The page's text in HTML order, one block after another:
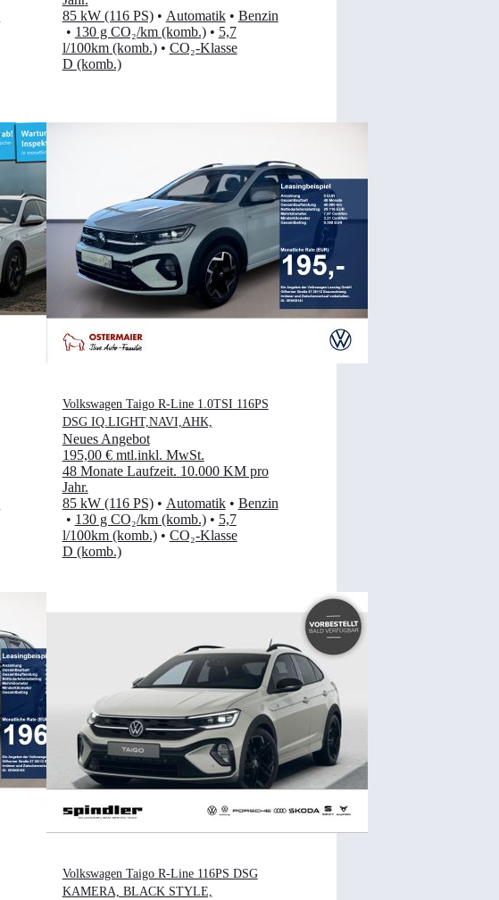
85 kW (116 PS) • Automatik • Benzin
• 130 g CO₂/km (komb.) • 5,7
l/100km (komb.) • CO₂-Klasse
D (komb.)
Volkswagen Taigo R-Line 1.0TSI 116PS
DSG IQ.LIGHT,NAVI,AHK,
Neues Angebot
195,00 € mtl.inkl. MwSt.
48 Monate Laufzeit. 10.000 KM pro
Jahr.
85 kW (116 PS) • Automatik • Benzin
• 130 g CO₂/km (komb.) • 5,7
l/100km (komb.) • CO₂-Klasse
D (komb.)
Volkswagen Taigo R-Line 116PS DSG
KAMERA, BLACK STYLE,